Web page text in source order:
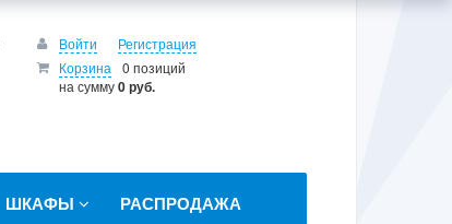
Войти
Регистрация
Корзина
0 позиций
на сумму0 руб.
ШКАФЫ РАСПРОДАЖА